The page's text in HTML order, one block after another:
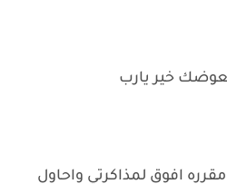
خير يارب
مقرره افوق لمذاكرتي واحاول